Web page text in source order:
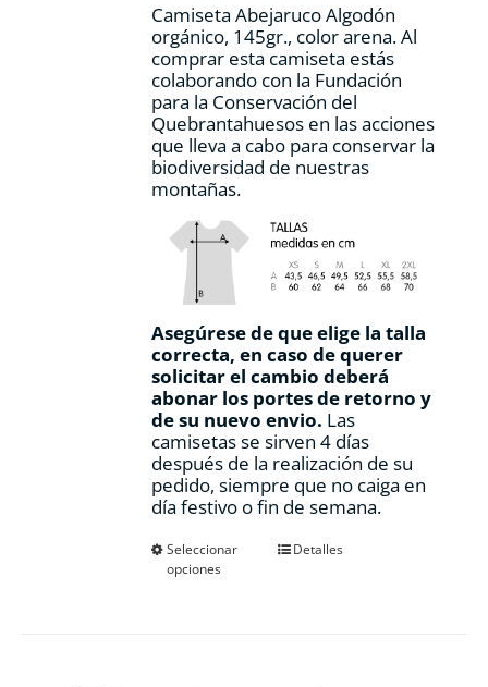
página
de
producto
Camiseta Abejaruco Algodón
orgánico, 145gr., color arena. Al
comprar esta camiseta estás
colaborando con la Fundación
para la Conservación del
Quebrantahuesos en las acciones
que lleva a cabo para conservar la
biodiversidad de nuestras
montañas.
Asegúrese de que elige la talla
correcta, en caso de querer
solicitar el cambio deberá
abonar los portes de retorno y
de su nuevo envio. Las
camisetas se sirven 4 días
después de la realización de su
pedido, siempre que no caiga en
día festivo o fin de semana.
Seleccionar
opciones
EsteDetalles